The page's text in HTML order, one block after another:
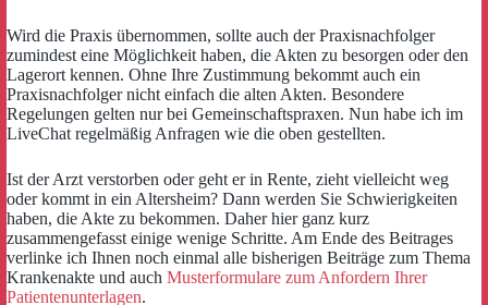
Wird die Praxis übernommen, sollte auch der Praxisnachfolger
zumindest eine Möglichkeit haben, die Akten zu besorgen oder den
Lagerort kennen. Ohne Ihre Zustimmung bekommt auch ein
Praxisnachfolger nicht einfach die alten Akten. Besondere
Regelungen gelten nur bei Gemeinschaftspraxen. Nun habe ich im
LiveChat regelmäßig Anfragen wie die oben gestellten.
Ist der Arzt verstorben oder geht er in Rente, zieht vielleicht weg
oder kommt in ein Altersheim? Dann werden Sie Schwierigkeiten
haben, die Akte zu bekommen. Daher hier ganz kurz
zusammengefasst einige wenige Schritte. Am Ende des Beitrages
verlinke ich Ihnen noch einmal alle bisherigen Beiträge zum Thema
Krankenakte und auch Musterformulare zum Anfordern Ihrer
Patientenunterlagen.